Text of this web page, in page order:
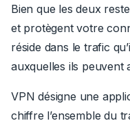
Bien que les deux
et protègent votre
réside dans le trafic
auxquelles ils peuvent
VPN désigne une
chiffre l’ensemble du